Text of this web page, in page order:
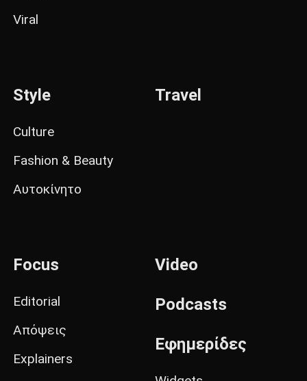
Viral
Style
Culture
Fashion & Beauty
Αυτοκίνητο
Travel
Focus
Editorial
Απόψεις
Explainers
Video
Podcasts
Εφημερίδες